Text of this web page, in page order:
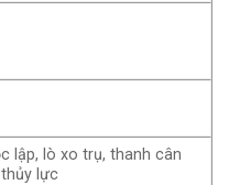
lập, lò xo trụ, thanh cân
lực